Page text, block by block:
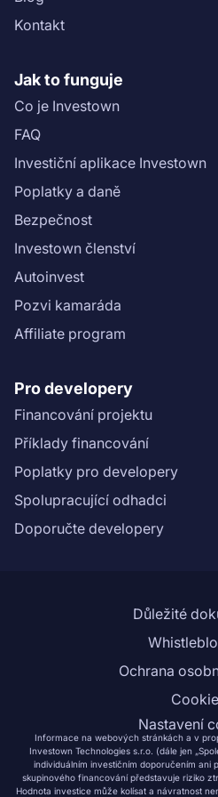
GlSmF/
rizikového skóre projektu
M5SkXgJGO9/
Horský potok 1: 1. etapa"}}
Kontakt
Jak to funguje
Co je Investown
FAQ
Investiční aplikace Investown
Poplatky a daně
Bezpečnost
Investown členství
Autoinvest
Pozvi kamaráda
Affiliate program
Pro developery
Financování projektu
Příklady financování
Poplatky pro developery
Spolupracující odhadci
Doporučte developery
Důležité
Ochrana
Nastavení
Informace na webových stránkách a v
Investown Technologies s.r.o. (dále jen
individuálním investičním doporučením ani
skupinového financování představuje riziko
Hodnota investice může kolísat a návratnost